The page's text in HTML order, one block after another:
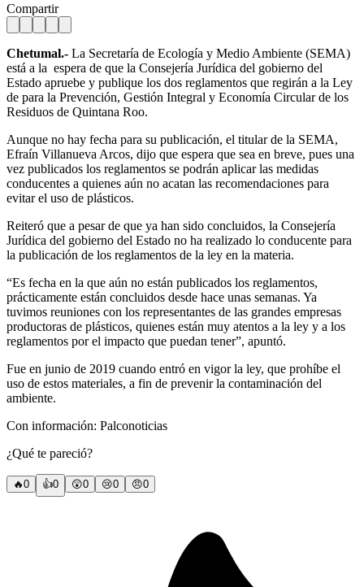
Compartir
Chetumal.- La Secretaría de Ecología y Medio Ambiente (SEMA)
está a la espera de que la Consejería Jurídica del gobierno del
Estado apruebe y publique los dos reglamentos que regirán a la Ley
de para la Prevención, Gestión Integral y Economía Circular de los
Residuos de Quintana Roo.
Aunque no hay fecha para su publicación, el titular de la SEMA,
Efraín Villanueva Arcos, dijo que espera que sea en breve, pues una
vez publicados los reglamentos se podrán aplicar las medidas
conducentes a quienes aún no acatan las recomendaciones para
evitar el uso de plásticos.
Reiteró que a pesar de que ya han sido concluidos, la Consejería
Jurídica del gobierno del Estado no ha realizado lo conducente para
la publicación de los reglamentos de la ley en la materia.
“Es fecha en la que aún no están publicados los reglamentos,
prácticamente están concluidos desde hace unas semanas. Ya
tuvimos reuniones con los representantes de las grandes empresas
productoras de plásticos, quienes están muy atentos a la ley y a los
reglamentos por el impacto que puedan tener”, apuntó.
Fue en junio de 2019 cuando entró en vigor la ley, que prohíbe el
uso de estos materiales, a fin de prevenir la contaminación del
ambiente.
Con información: Palconoticias
¿Qué te pareció?
🔥0 👍0 😲0 😢0 😠0